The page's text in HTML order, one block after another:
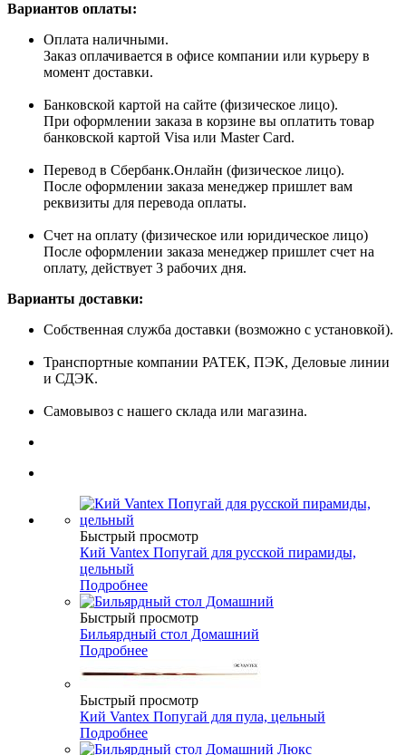
Вариантов оплаты:
Оплата наличными.
Заказ оплачивается в офисе компании или курьеру в
момент доставки.
Банковской картой на сайте (физическое лицо).
При оформлении заказа в корзине вы оплатить товар
банковской картой Visa или Master Card.
Перевод в Сбербанк.Онлайн (физическое лицо).
После оформлении заказа менеджер пришлет вам
реквизиты для перевода оплаты.
Счет на оплату (физическое или юридическое лицо)
После оформлении заказа менеджер пришлет счет на
оплату, действует 3 рабочих дня.
Варианты доставки:
Собственная служба доставки (возможно с установкой).
Транспортные компании РАТЕК, ПЭК, Деловые линии
и СДЭК.
Самовывоз с нашего склада или магазина.
Быстрый просмотр
Кий Vantex Попугай для русской пирамиды,
цельный
Подробнее
Быстрый просмотр
Бильярдный стол Домашний
Подробнее
Быстрый просмотр
Кий Vantex Попугай для пула, цельный
Подробнее